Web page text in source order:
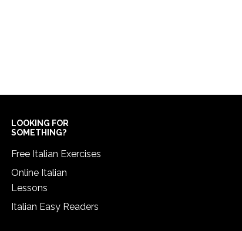
LOOKING FOR
SOMETHING?
Free Italian Exercises
Online Italian
Lessons
Italian Easy Readers